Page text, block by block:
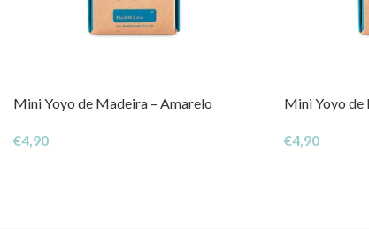
Mini Yoyo de Madeira – Amarelo
€4,90
Mini Yoyo de
€4,90